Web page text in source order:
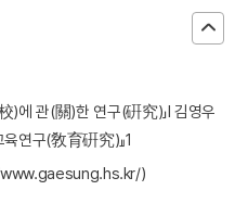
에 관(關)한 연구(硏究)」Ⅰ 김영우
연구(敎育硏究)』1
)